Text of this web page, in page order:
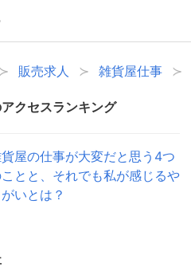
販売求人 雑貨屋仕事
クセスランキング
屋の仕事が大変だと思う4つ
とと、それでも私が感じるや
がいとは？